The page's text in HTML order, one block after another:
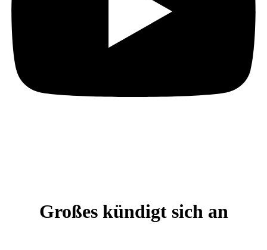
Großes kündigt sich an